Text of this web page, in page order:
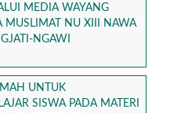
MEDIA WAYANG
MUSLIMAT NU XIII NAWA
NGAWI
UNTUK
SISWA PADA MATERI